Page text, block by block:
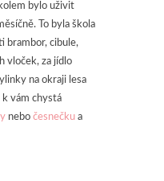
bylo uživit
To byla škola
brambor, cibule,
vloček, za jídlo
na okraji lesa
vám chystá
nebo česnečku a